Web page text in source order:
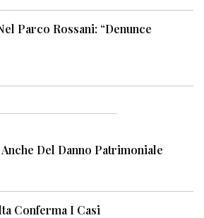
Parco Rossani: “Denunce
Del Danno Patrimoniale
Conferma I Casi